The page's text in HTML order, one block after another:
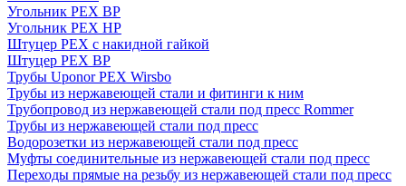
Угольник PEX ВР
Угольник PEX НР
Штуцер PEX c накидной гайкой
Штуцер PEX ВР
Трубы Uponor PEX Wirsbo
Трубы из нержавеющей стали и фитинги к ним
Трубопровод из нержавеющей стали под пресс Rommer
Трубы из нержавеющей стали под пресс
Водорозетки из нержавеющей стали под пресс
Муфты соединительные из нержавеющей стали под пресс
Переходы прямые на резьбу из нержавеющей стали под пресс